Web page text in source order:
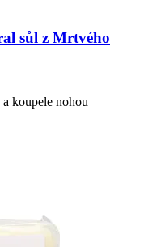
sůl z Mrtvého
koupele nohou